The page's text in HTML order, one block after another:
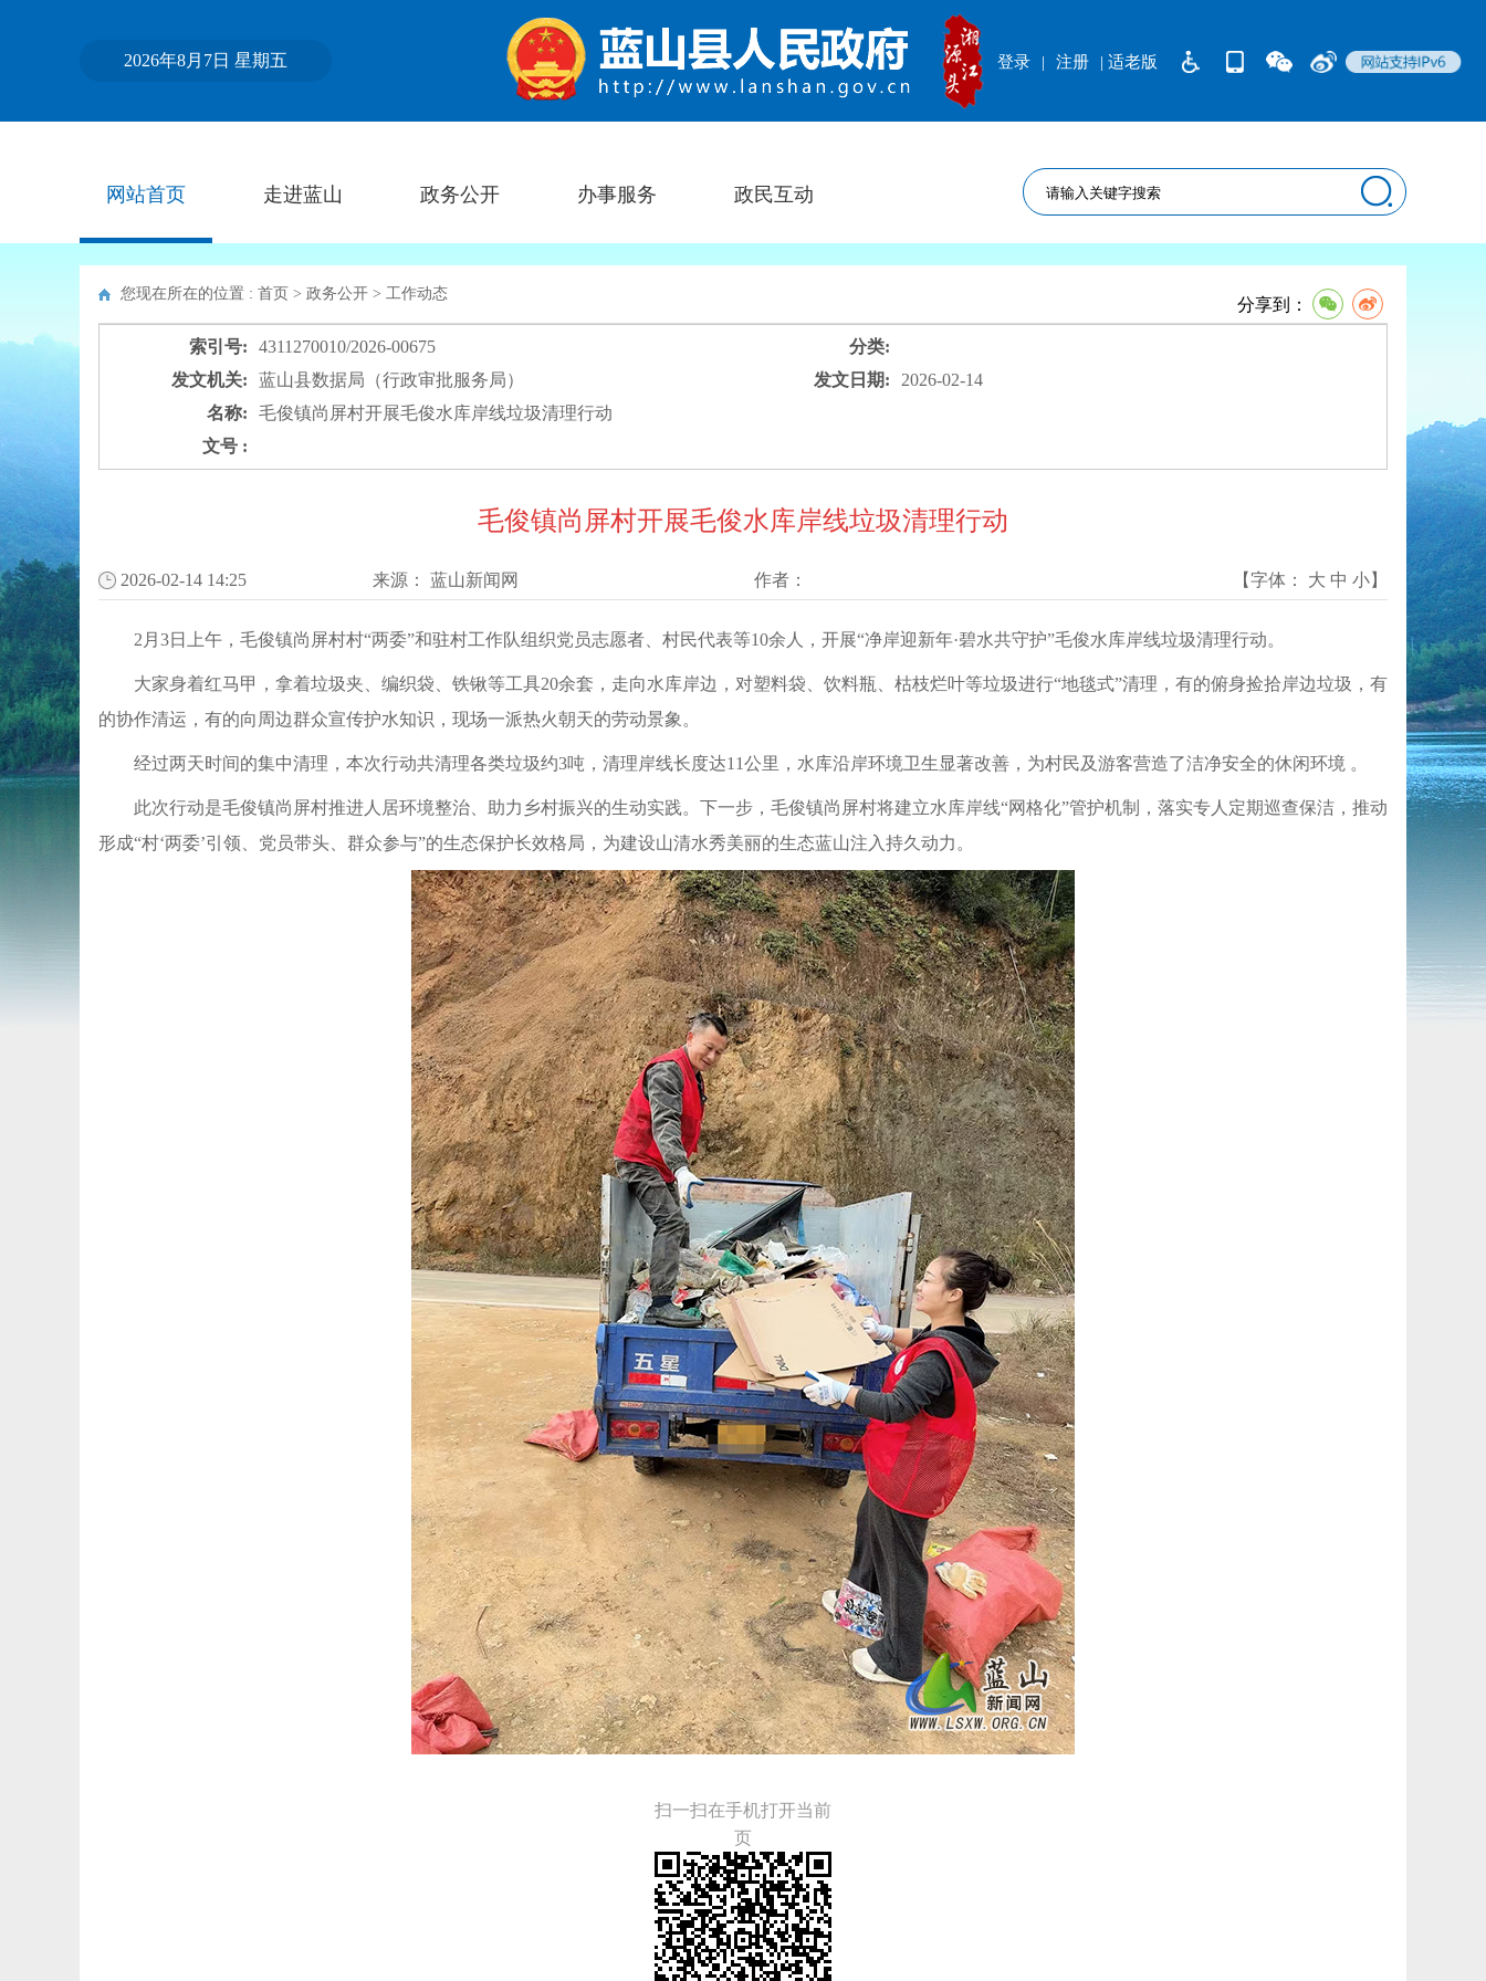
2026年8月7日 星期五 | 适老版
登录 | 注册
网站首页 走进蓝山 政务公开 办事服务 政民互动
您现在所在的位置 : 首页 > 政务公开 > 工作动态
分享到：
索引号: 4311270010/2026-00675
分类:
发文机关:
蓝山县数据局（行政审批服务局） 发文日期:
2026-02-14
名称:
毛俊镇尚屏村开展毛俊水库岸线垃圾清理行动
文号 :
毛俊镇尚屏村开展毛俊水库岸线垃圾清理行动
2026-02-14 14:25 来源： 蓝山新闻网 作者： 【字体： 大 中 小】
2月3日上午，毛俊镇尚屏村村“两委”和驻村工作队组织党员志愿者、村民代表等10余人，开展“净岸迎新年·碧水共守护”毛俊水库岸线垃圾清理行动。
大家身着红马甲，拿着垃圾夹、编织袋、铁锹等工具20余套，走向水库岸边，对塑料袋、饮料瓶、枯枝烂叶等垃圾进行“地毯式”清理，有的俯身捡拾岸边垃圾，有
的协作清运，有的向周边群众宣传护水知识，现场一派热火朝天的劳动景象。
经过两天时间的集中清理，本次行动共清理各类垃圾约3吨，清理岸线长度达11公里，水库沿岸环境卫生显著改善，为村民及游客营造了洁净安全的休闲环境 。
此次行动是毛俊镇尚屏村推进人居环境整治、助力乡村振兴的生动实践。下一步，毛俊镇尚屏村将建立水库岸线“网格化”管护机制，落实专人定期巡查保洁，推动
形成“村‘两委’引领、党员带头、群众参与”的生态保护长效格局，为建设山清水秀美丽的生态蓝山注入持久动力。
扫一扫在手机打开当前
页